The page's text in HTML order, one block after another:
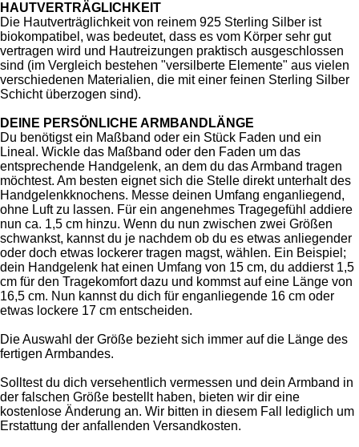
HAUTVERTRÄGLICHKEIT
Die Hautverträglichkeit von reinem 925 Sterling Silber ist
biokompatibel, was bedeutet, dass es vom Körper sehr gut
vertragen wird und Hautreizungen praktisch ausgeschlossen
sind (im Vergleich bestehen "versilberte Elemente" aus vielen
verschiedenen Materialien, die mit einer feinen Sterling Silber
Schicht überzogen sind).
DEINE PERSÖNLICHE ARMBANDLÄNGE
Du benötigst ein Maßband oder ein Stück Faden und ein
Lineal. Wickle das Maßband oder den Faden um das
entsprechende Handgelenk, an dem du das Armband tragen
möchtest. Am besten eignet sich die Stelle direkt unterhalt des
Handgelenkknochens. Messe deinen Umfang enganliegend,
ohne Luft zu lassen. Für ein angenehmes Tragegefühl addiere
nun ca. 1,5 cm hinzu. Wenn du nun zwischen zwei Größen
schwankst, kannst du je nachdem ob du es etwas anliegender
oder doch etwas lockerer tragen magst, wählen. Ein Beispiel;
dein Handgelenk hat einen Umfang von 15 cm, du addierst 1,5
cm für den Tragekomfort dazu und kommst auf eine Länge von
16,5 cm. Nun kannst du dich für enganliegende 16 cm oder
etwas lockere 17 cm entscheiden.
Die Auswahl der Größe bezieht sich immer auf die Länge des
fertigen Armbandes.
Solltest du dich versehentlich vermessen und dein Armband in
der falschen Größe bestellt haben, bieten wir dir eine
kostenlose Änderung an. Wir bitten in diesem Fall lediglich um
Erstattung der anfallenden Versandkosten.